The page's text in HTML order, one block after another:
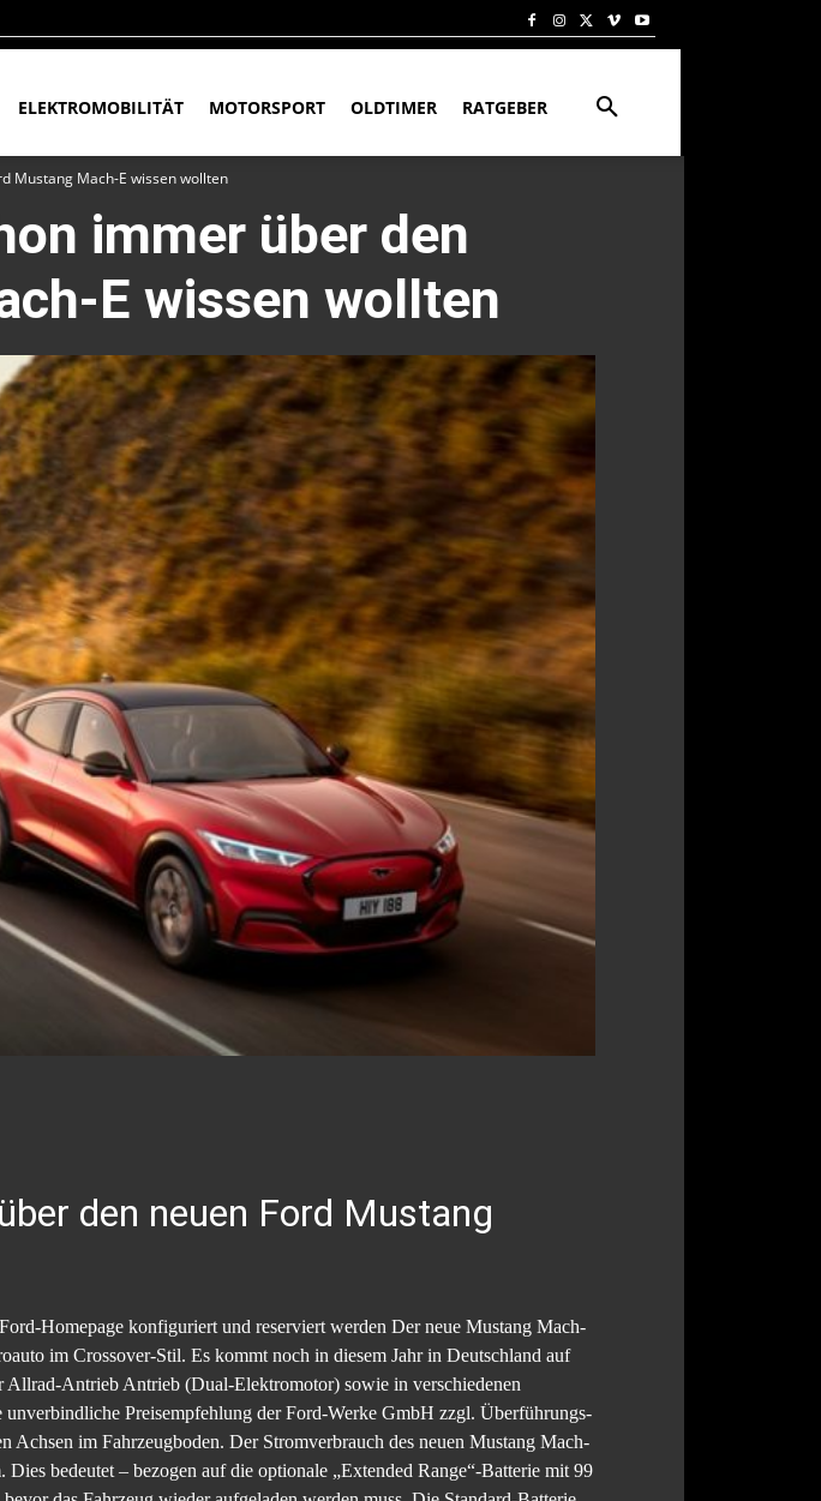
ELEKTROMOBILITÄT MOTORSPORT OLDTIMER RATGEBER
Mustang Mach-E wissen wollten
immer über den
E wissen wollten
den neuen Ford Mustang
Homepage konfiguriert und reserviert werden Der neue Mustang Mach-
im Crossover-Stil. Es kommt noch in diesem Jahr in Deutschland auf
Antrieb Antrieb (Dual-Elektromotor) sowie in verschiedenen
Preisempfehlung der Ford-Werke GmbH zzgl. Überführungs-
im Fahrzeugboden. Der Stromverbrauch des neuen Mustang Mach-
bedeutet – bezogen auf die optionale „Extended Range“-Batterie mit 99